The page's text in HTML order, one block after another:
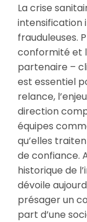
La crise
intensification
frauduleuses.
conformité et
partenaire –
est essentiel
relance,
direction
équipes
qu’elles
de confiance.
historique de
dévoile
présager un
part d’une